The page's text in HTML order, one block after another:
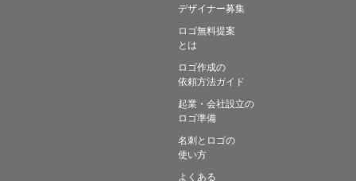
デザイナー募集
ロゴ無料提案
とは
ロゴ作成の
依頼方法ガイド
起業・会社設立の
ロゴ準備
名刺とロゴの
使い方
よくある